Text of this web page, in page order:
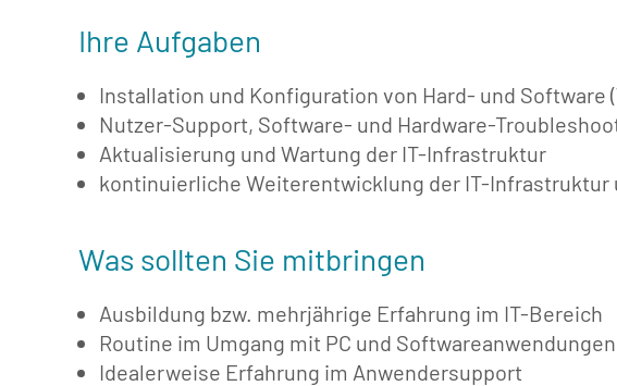
Ihre Aufgaben
Installation und Konfiguration von Hard- und Software
Nutzer-Support, Software- und Hardware-
Aktualisierung und Wartung der IT-Infrastruktur
kontinuierliche Weiterentwicklung der IT-Infrastruktur
Was sollten Sie mitbringen
Ausbildung bzw. mehrjährige Erfahrung im IT-Bereich
Routine im Umgang mit PC und
Idealerweise Erfahrung im Anwendersupport